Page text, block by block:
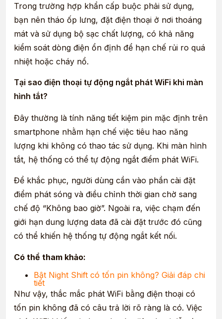
Trong trường hợp khẩn cấp buộc phải sử dụng,
bạn nên tháo ốp lưng, đặt điện thoại ở nơi thoáng
mát và sử dụng bộ sạc chất lượng, có khả năng
kiểm soát dòng điện ổn định để hạn chế rủi ro quá
nhiệt hoặc cháy nổ.
Tại sao điện thoại tự động ngắt phát WiFi khi màn
hình tắt?
Đây thường là tính năng tiết kiệm pin mặc định trên
smartphone nhằm hạn chế việc tiêu hao năng
lượng khi không có thao tác sử dụng. Khi màn hình
tắt, hệ thống có thể tự động ngắt điểm phát WiFi.
Để khắc phục, người dùng cần vào phần cài đặt
điểm phát sóng và điều chỉnh thời gian chờ sang
chế độ “Không bao giờ”. Ngoài ra, việc chạm đến
giới hạn dung lượng data đã cài đặt trước đó cũng
có thể khiến hệ thống tự động ngắt kết nối.
Có thể tham khảo:
Bật Night Shift có tốn pin không? Giải đáp chi
tiết
Như vậy, thắc mắc phát WiFi bằng điện thoại có
tốn pin không đã có câu trả lời rõ ràng là có. Việc